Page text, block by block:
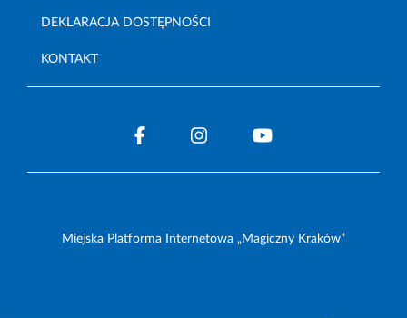
DEKLARACJA DOSTĘPNOŚCI
KONTAKT
Miejska Platforma Internetowa „Magiczny Kraków”